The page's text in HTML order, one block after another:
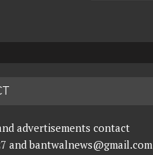
advertisements contact
and bantwalnews@gmail.com